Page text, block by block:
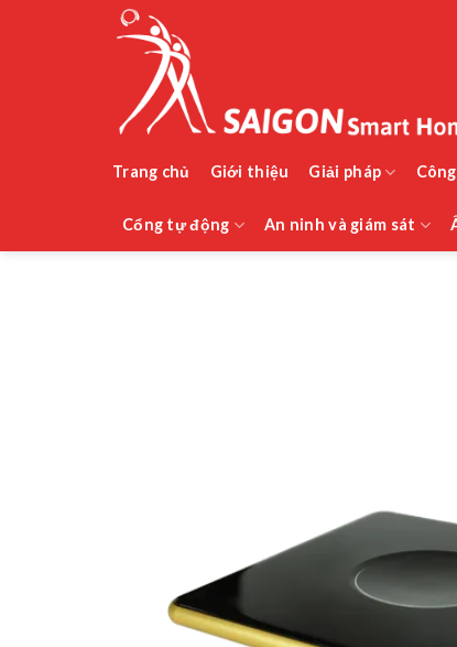
Trang chủ Giới thiệu Giải pháp
Cổng tự động An ninh và giám sát